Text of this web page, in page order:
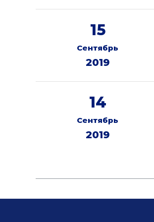
15
Сентябрь
2019
14
Сентябрь
2019